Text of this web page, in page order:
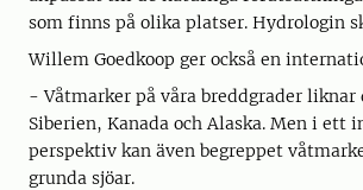
som finns på olika platser. Hydrologin
Willem Goedkoop ger också en
- Våtmarker på våra breddgrader liknar
Siberien, Kanada och Alaska. Men i ett
perspektiv kan även begreppet
grunda sjöar.